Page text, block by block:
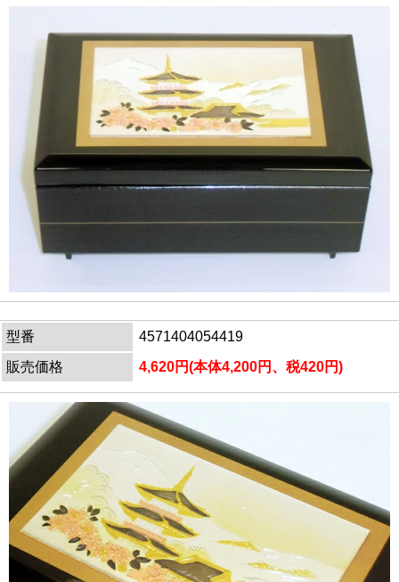
型番
4571404054419
販売価格
4,620円(本体4,200円、税420円)